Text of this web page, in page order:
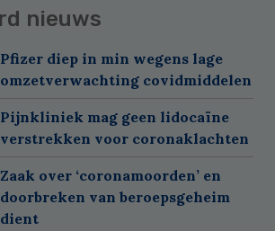
nieuws
Pfizer diep in min wegens lage
omzetverwachting covidmiddelen
Pijnkliniek mag geen lidocaïne
verstrekken voor coronaklachten
Zaak over ‘coronamoorden’ en
doorbreken van beroepsgeheim
dient